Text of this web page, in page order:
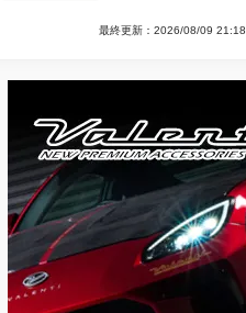
最終更新：2026/08/09 21:18